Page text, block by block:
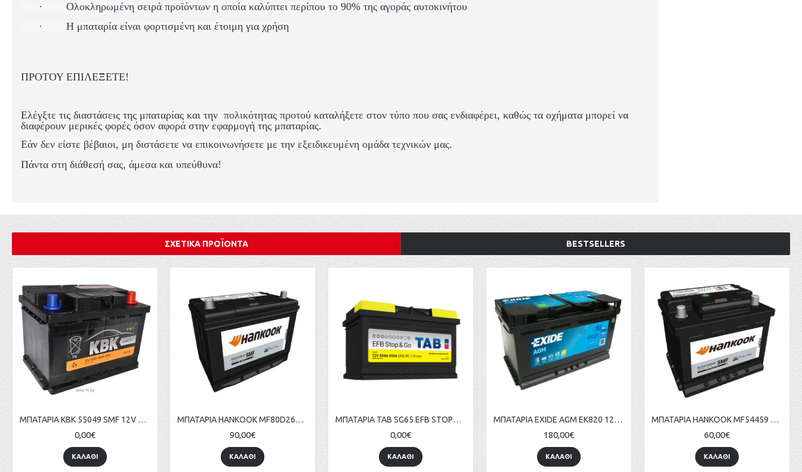
·
Ολοκληρωμένη σειρά προϊόντων η οποία καλύπτει περίπου το 90% της αγοράς αυτοκινήτου
·
Η μπαταρία είναι φορτισμένη και έτοιμη για χρήση
ΠΡΟΤΟΥ ΕΠΙΛΕΞΕΤΕ!
Ελέγξτε τις διαστάσεις της μπαταρίας και την πολικότητας προτού καταλήξετε στον τύπο που σας ενδιαφέρει, καθώς τα οχήματα μπορεί να
διαφέρουν μερικές φορές όσον αφορά στην εφαρμογή της μπαταρίας.
Εάν δεν είστε βέβαιοι, μη διστάσετε να επικοινωνήσετε με την εξειδικευμένη ομάδα τεχνικών μας.
Πάντα στη διάθεσή σας, άμεσα και υπεύθυνα!
ΣΧΕΤΙΚΑ ΠΡΟΪΟΝΤΑ BESTSELLERS
ΜΠΑΤΑΡΙΑ KBK 55049 SMF 12V 60Ah 550Α(ΕΝ) ΕΥΡΩΠΑΙΚΟΥ ΤΥΠΟΥ
0,00€
ΚΑΛΑΘΙ
ΜΠΑΤΑΡΙΑ HANKOOK MF80D26L 12V 70AH ΙΑΠΩΝΙΚΟΥ ΤΥΠΟΥ
90,00€
ΚΑΛΑΘΙ
ΜΠΑΤΑΡΙΑ TAB SG65 EFB STOP&GO 65AH 650A ΕΥΡΩΠΑΙΚΟΥ ΤΥΠΟΥ
0,00€
ΚΑΛΑΘΙ
ΜΠΑΤΑΡΙΑ EXIDE AGM EK820 12V 82AH ΕΥΡΩΠΑΙΚΟΥ ΤΥΠΟΥ
180,00€
ΚΑΛΑΘΙ
ΜΠΑΤΑΡΙΑ HANKOOK MF54459 12V 44AH ΕΥΡΩΠΑΙΚΟΥ ΤΥΠΟΥ
60,00€
ΚΑΛΑΘΙ